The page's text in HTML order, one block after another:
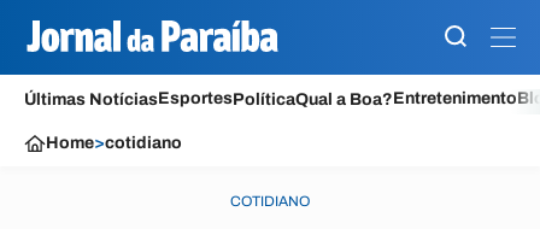
Últimas NotíciasEsportesPolíticaQual a Boa?Entretenimento
Home>cotidiano
COTIDIANO